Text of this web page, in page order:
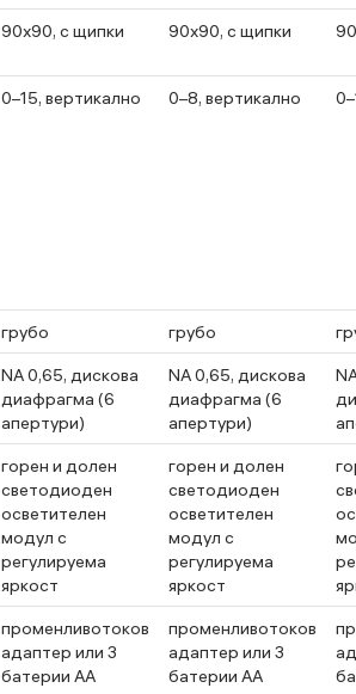
90x90, с щипки 90x90, с щипки
0–15, вертикално 0–8, вертикално
грубо грубо
NA 0,65, дискова
диафрагма (6
апертури)
NA 0,65, дискова
диафрагма (6
апертури)
горен и долен
светодиоден
осветителен
модул c
регулируема
яркост
горен и долен
светодиоден
осветителен
модул c
регулируема
яркост
променливотоков
адаптер или 3
батерии АА
променливотоков
адаптер или 3
батерии АА